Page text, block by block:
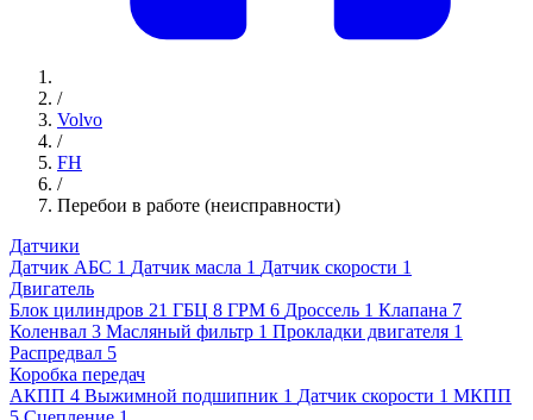
/
Volvo
/
FH
/
Перебои в работе (неисправности)
Датчики
Датчик АБС 1 Датчик масла 1 Датчик скорости 1
Двигатель
Блок цилиндров 21 ГБЦ 8 ГРМ 6 Дроссель 1 Клапана 7
Коленвал 3 Масляный фильтр 1 Прокладки двигателя 1
Распредвал 5
Коробка передач
АКПП 4 Выжимной подшипник 1 Датчик скорости 1 МКПП